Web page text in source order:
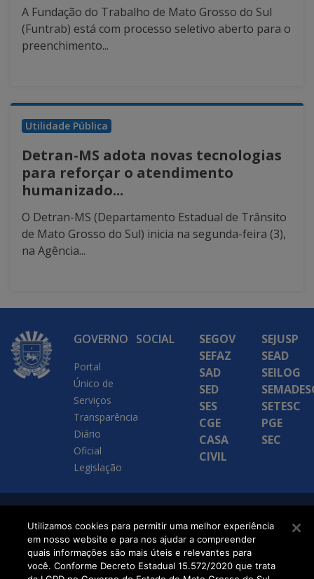
A Fundação do Trabalho de Mato Grosso do Sul
(Funtrab) está com processo seletivo aberto para o
preenchimento...
Utilidade Pública
Detran-MS adota novas tecnologias
para reforçar o atendimento
humanizado...
O Detran-MS (Departamento Estadual de Trânsito
de Mato Grosso do Sul) inicia na segunda-feira (3),
na Agência...
GOVERNO
Portal
Único de
Serviços
Transparência
Diário
Oficial
Legislação
SOCIAL
SEGOV
SEFAZ
SAD
SED
SES
CGE
CASA
CIVIL
SEJUSP
SEAD
SEILOG
SETESC
PGE
SEC
SETDIG | Secretaria-
Executiva de
Transformação Digital
Utilizamos cookies para permitir uma melhor experiência
em nosso website e para nos ajudar a compreender
quais informações são mais úteis e relevantes para
você. Conforme Decreto Estadual 15.572/2020 que trata